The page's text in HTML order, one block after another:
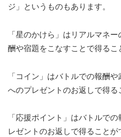
ジ」というものもあります。
「星のかけら」はリアルマネ
酬や宿題をこなすことで得るこ
「コイン」はバトルでの報酬
へのプレゼントのお返しで得る
「応援ポイント」はバトルで
レゼントのお返しで得ることが